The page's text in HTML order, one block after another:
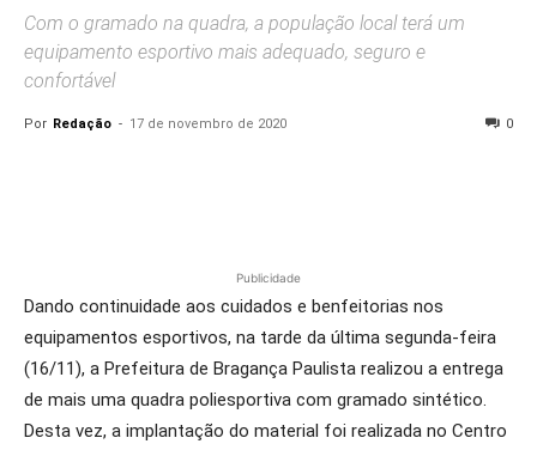
Com o gramado na quadra, a população local terá um
equipamento esportivo mais adequado, seguro e
confortável
Por Redação - 17 de novembro de 2020 0
Publicidade
Dando continuidade aos cuidados e benfeitorias nos
equipamentos esportivos, na tarde da última segunda-feira
(16/11), a Prefeitura de Bragança Paulista realizou a entrega
de mais uma quadra poliesportiva com gramado sintético.
Desta vez, a implantação do material foi realizada no Centro